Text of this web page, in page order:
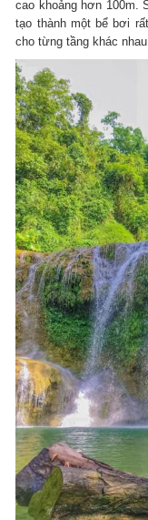
cao khoảng hơn 100m.
tạo thành một bể bơi
cho từng tầng khác nhau.